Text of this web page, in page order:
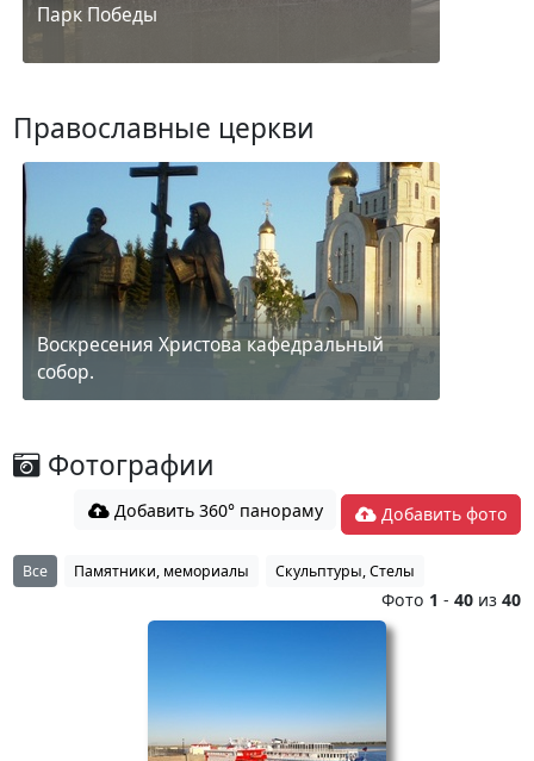
Парк Победы
Православные церкви
Воскресения Христова кафедральный
собор.
Фотографии
Добавить 360° панораму Добавить фото
Все Памятники, мемориалы Скульптуры, Стелы
Фото 1 -40 из40